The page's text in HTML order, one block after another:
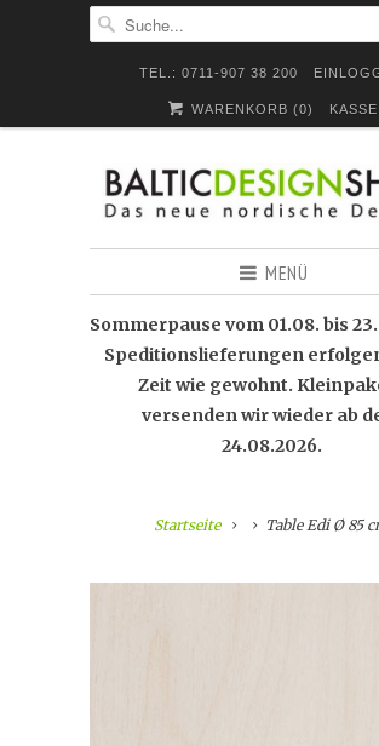
TEL.: 0711-907 38 200
WARENKORB (0) KASSE
MENÜ
Sommerpause vom 01.08. bis
Speditionslieferungen
Zeit wie gewohnt.
versenden wir wieder ab
24.08.2026.
Startseite Table Edi Ø 85